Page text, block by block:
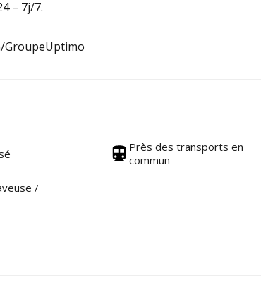
– 7j/7.
GroupeUptimo
Près des transports en
commun
/